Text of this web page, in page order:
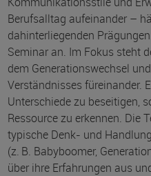
Berufsalltag aufeinander –
dahinterliegenden
Seminar an. Im Fokus steht
dem Generationswechsel
Verständnisses füreinander.
Unterschiede zu beseitigen,
Ressource zu erkennen. Die
typische Denk- und
(z. B. Babyboomer,
über ihre Erfahrungen aus